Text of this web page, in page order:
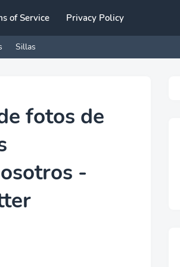
of Service Privacy Policy
Sillas
fotos de
-